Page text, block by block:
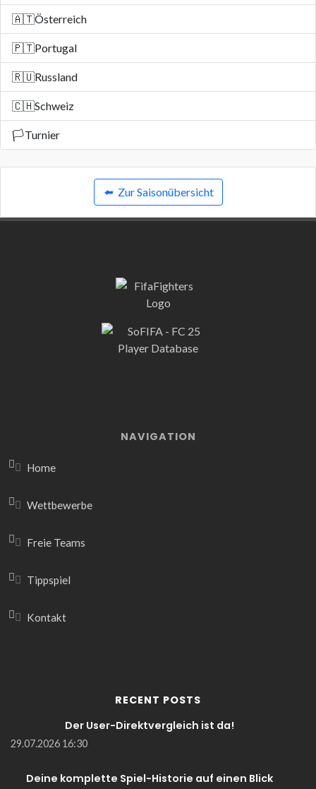
🇦🇹Österreich
🇵🇹Portugal
🇷🇺Russland
🇨🇭Schweiz
🏳️Turnier
⬅️ Zur Saisonübersicht
NAVIGATION
Home
Wettbewerbe
Freie Teams
Tippspiel
Kontakt
RECENT POSTS
Der User-Direktvergleich ist da!
29.07.2026 16:30
Deine komplette Spiel-Historie auf einen Blick